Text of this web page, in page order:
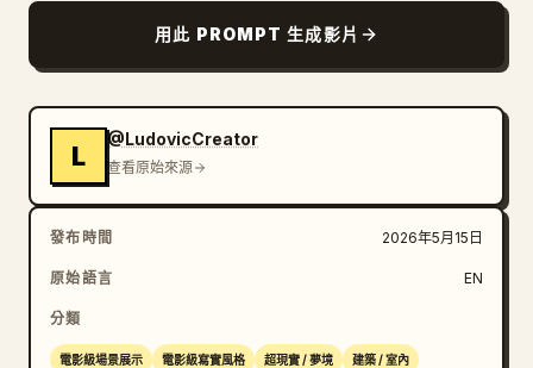
用此 PROMPT 生成影片
L
@LudovicCreator
查看原始來源
發布時間 2026年5月15日
原始語言 EN
分類
電影級場景展示 電影級寫實風格 超現實 / 夢境 建築 / 室內